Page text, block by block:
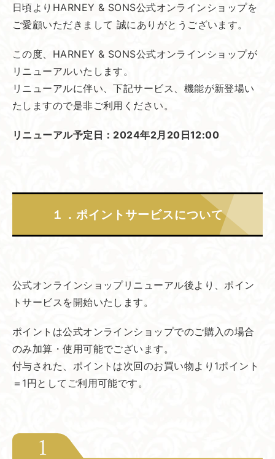
日頃よりHARNEY & SONS公式オンラインショップを
ご愛顧いただきまして 誠にありがとうございます。
この度、HARNEY & SONS公式オンラインショップが
リニューアルいたします。
リニューアルに伴い、下記サービス、機能が新登場い
たしますので是非ご利用ください。
リニューアル予定日：2024年2月20日12:00
１．​ポイントサービスに​ついて
公式オンラインショップリニューアル後より、ポイン
トサービスを開始いたします。
ポイントは公式オンラインショップでのご購入の場合
のみ加算・使用可能でございます。
付与された、ポイントは次回のお買い物より1ポイント
＝1円としてご利用可能です。